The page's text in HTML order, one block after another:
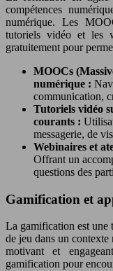
compétences
numérique. Les
tutoriels vidéo et les
gratuitement pour
MOOCs
numérique :
communication,
Tutoriels vidéo
courants :
messagerie, de
Webinaires et
Offrant un
questions des
Gamification et
La gamification est une
de jeu dans un
motivant et
gamification pour